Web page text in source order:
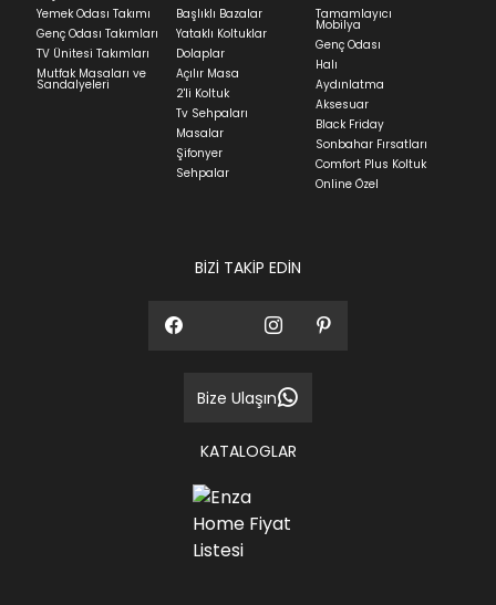
ve ürünün stok durumuna göre ortalama 5-24 iş
günüdür.
Panel ve Döşeme grubu ürün siparişlerinizin teslim
süresi yaşadığınız şehre ve ürünün stok durumuna
göre ortalama 30-45 iş günüdür.
Siparişlerim bölümünden sürecinizi takip edebilirsiniz.
Sıkça Sorulan Sorularbölümünü ziyaret
Yemek Odası Takımı
Genç Odası Takımları
TV Ünitesi Takımları
Mutfak Masaları ve
Sandalyeleri
Başlıklı Bazalar
Yataklı Koltuklar
Dolaplar
Açılır Masa
2'li Koltuk
Tv Sehpaları
Masalar
Şifonyer
Sehpalar
Tamamlayıcı
Mobilya
Genç Odası
Halı
Aydınlatma
Aksesuar
Black Friday
Sonbahar Fırsatları
Comfort Plus Koltuk
Online Özel
BİZİ TAKİP EDİN
Bize Ulaşın
KATALOGLAR